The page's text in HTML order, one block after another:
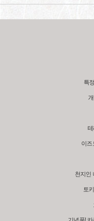
특
이즈
천지인
토